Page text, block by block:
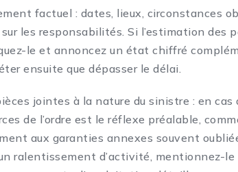
factuel : dates, lieux, circonstances
les responsabilités. Si l’estimation des
le et annoncez un état chiffré
ensuite que dépasser le délai.
jointes à la nature du sinistre : en
de l’ordre est le réflexe préalable,
aux garanties annexes souvent
ralentissement d’activité, mentionnez-